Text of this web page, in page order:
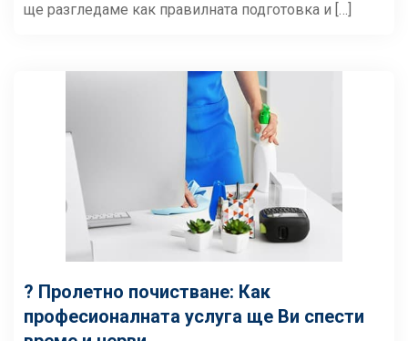
ще разгледаме как правилната подготовка и […]
? Пролетно почистване: Как
професионалната услуга ще Ви спести